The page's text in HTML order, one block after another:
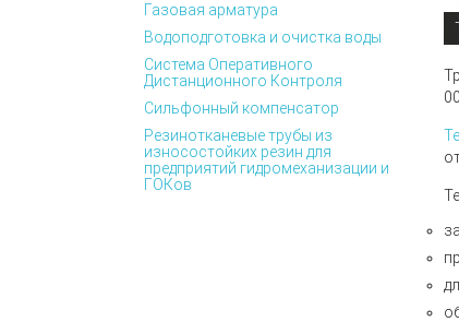
Газовая арматура
Водоподготовка и очистка воды
Система Оперативного
Дистанционного Контроля
Сильфонный компенсатор
Резинотканевые трубы из
износостойких резин для
предприятий гидромеханизации и
ГОКов